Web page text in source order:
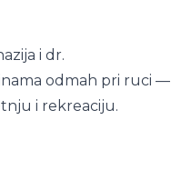
i dr.
odmah pri ruci —
i rekreaciju.